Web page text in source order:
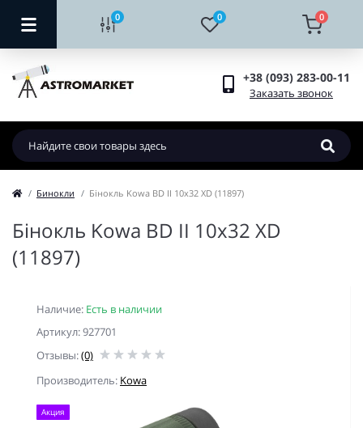
0 0 0
+38 (093) 283-00-11
Заказать звонок
Бинокли Бінокль Kowa BD II 10x32 XD (11897)
Бінокль Kowa BD II 10x32 XD
(11897)
Наличие: Есть в наличии
Артикул: 927701
Отзывы:(0)
Производитель: Kowa
Акция